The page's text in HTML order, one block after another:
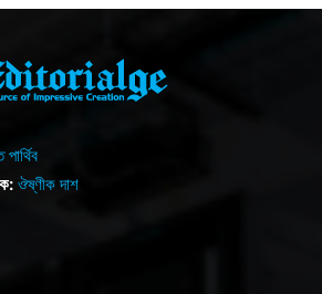
ঔষ্ণীক দাশ